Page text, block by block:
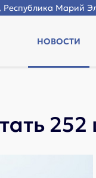
Республика Марий
НОВОСТИ